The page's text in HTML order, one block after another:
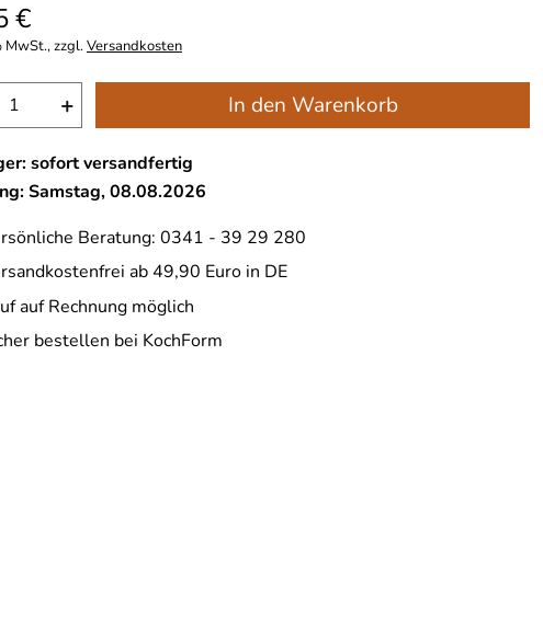
€
MwSt., zzgl.Versandkosten
+ In den Warenkorb
sofort versandfertig
Samstag, 08.08.2026
Beratung: 0341 - 39 29 280
ab 49,90 Euro in DE
auf Rechnung möglich
bestellen bei KochForm